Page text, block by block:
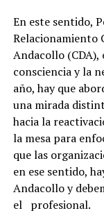
En este sentido,
Relacionamiento
Andacollo (CDA),
consciencia y la
año, hay que
una mirada
hacia la
la mesa para
que las
en ese sentido,
Andacollo y
el profesional.